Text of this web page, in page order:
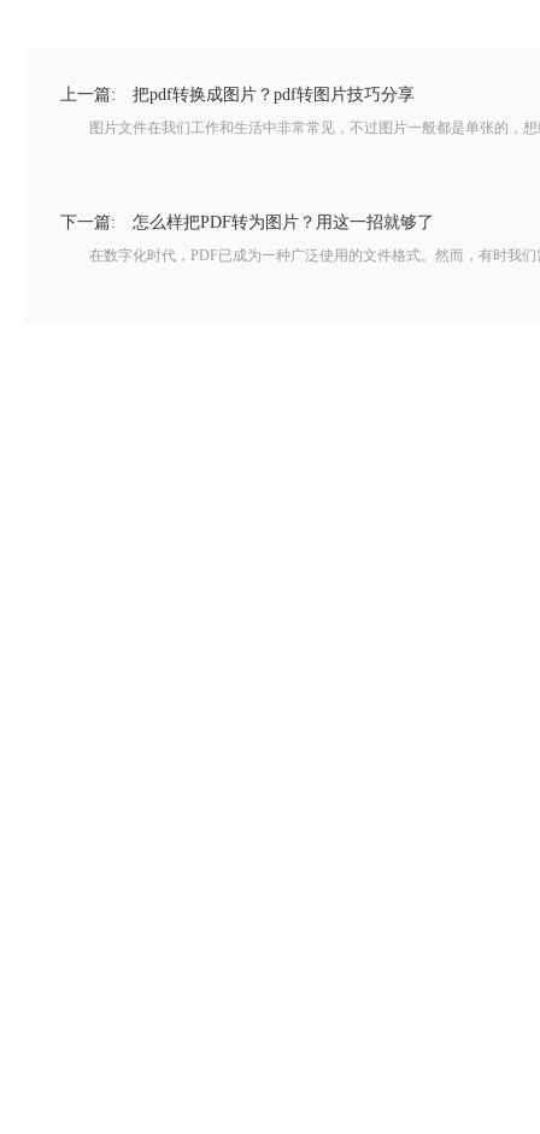
上一篇: 把pdf转换成图片？pdf转图片技巧分享
图片文件在我们工作和生活中非常常见，不过图片一般都是单张的，想
下一篇: 怎么样把PDF转为图片？用这一招就够了
在数字化时代，PDF已成为一种广泛使用的文件格式。然而，有时我们